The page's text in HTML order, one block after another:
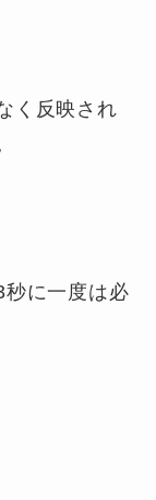
く反映され
秒に一度は必